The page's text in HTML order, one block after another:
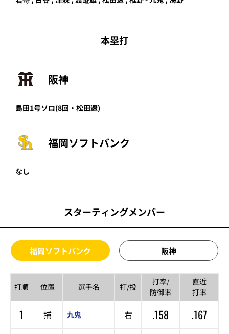
本塁打
阪神
島田1号ソロ(8回・ 松田遼)
福岡ソフトバンク
なし
スターティングメンバー
福岡ソフトバンク 阪神
打順 位置 選手名 打/投
打率/
防御率
直近
打率
1 捕 九鬼 右 .158
.167